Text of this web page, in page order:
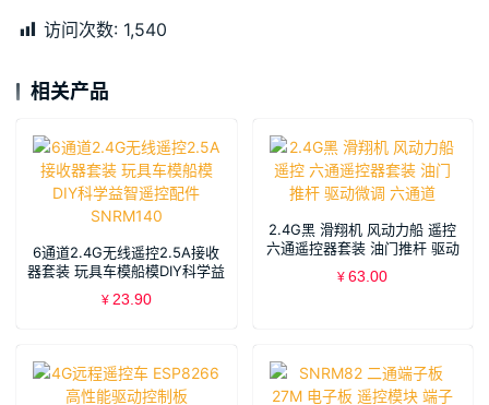
访问次数: 1,540
相关产品
6通道2.4G无线遥控2.5A接收
器套装 玩具车模船模DIY科学益
智遥控配件 SNRM140
¥ 23.90
2.4G黑 滑翔机 风动力船 遥控
六通遥控器套装 油门推杆 驱动
微调 六通道
¥ 63.00